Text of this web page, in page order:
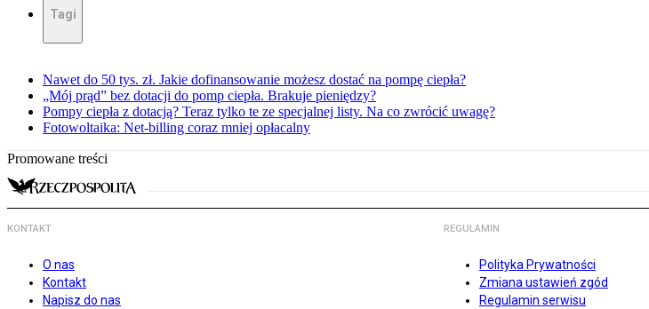
Tagi
Nawet do 50 tys. zł. Jakie dofinansowanie możesz dostać na pompę ciepła?
„Mój prąd” bez dotacji do pomp ciepła. Brakuje pieniędzy?
Pompy ciepła z dotacją? Teraz tylko te ze specjalnej listy. Na co zwrócić uwagę?
Fotowoltaika: Net-billing coraz mniej opłacalny
Promowane treści
KONTAKT
O nas
Kontakt
Napisz do nas
REGULAMIN
Polityka Prywatności
Zmiana ustawień zgód
Regulamin serwisu